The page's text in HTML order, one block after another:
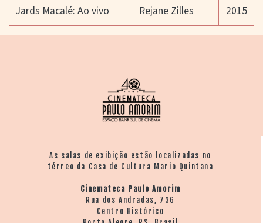
Jards Macalé: Ao vivo Rejane Zilles 2015
As salas de exibição estão localizadas no
térreo da Casa de Cultura Mario Quintana
Cinemateca Paulo Amorim
Rua dos Andradas, 736
Centro Histórico